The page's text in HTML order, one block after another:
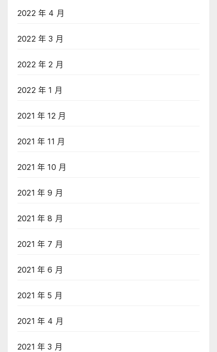
2022 年 4 月
2022 年 3 月
2022 年 2 月
2022 年 1 月
2021 年 12 月
2021 年 11 月
2021 年 10 月
2021 年 9 月
2021 年 8 月
2021 年 7 月
2021 年 6 月
2021 年 5 月
2021 年 4 月
2021 年 3 月